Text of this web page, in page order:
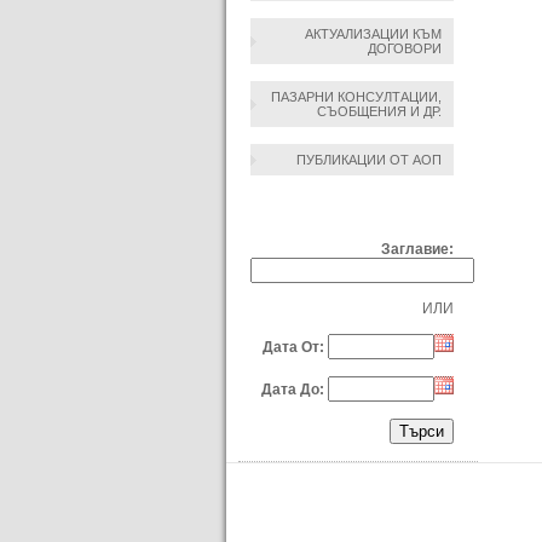
АКТУАЛИЗАЦИИ КЪМ
ДОГОВОРИ
ПАЗАРНИ КОНСУЛТАЦИИ,
СЪОБЩЕНИЯ И ДР.
ПУБЛИКАЦИИ ОТ АОП
Заглавие:
ИЛИ
Дата От:
Дата До: